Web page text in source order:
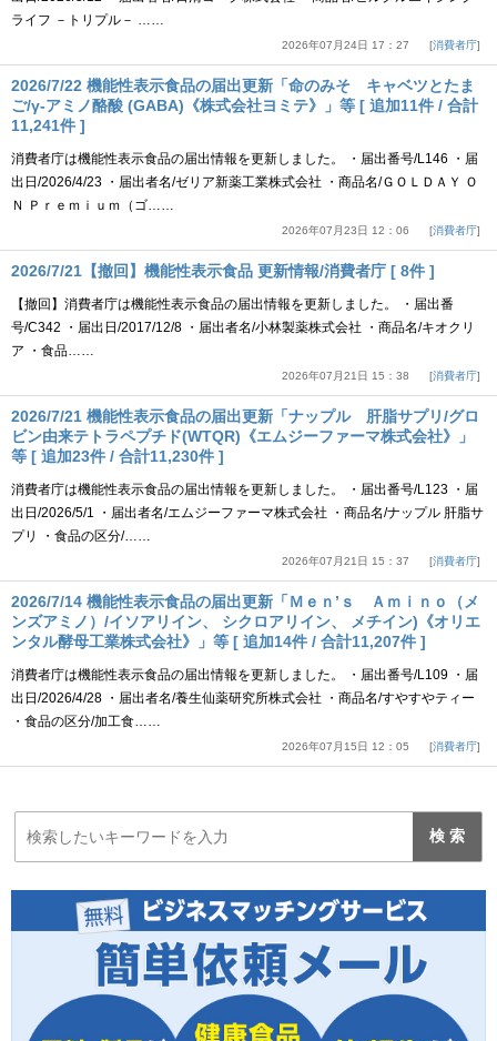
ライフ －トリプル－ ……
2026年07月24日 17：27 消費者庁
2026/7/22 機能性表示食品の届出更新「命のみそ キャベツとたま
ご/γ-アミノ酪酸 (GABA)《株式会社ヨミテ》」等 [ 追加11件 / 合計
11,241件 ]
消費者庁は機能性表示食品の届出情報を更新しました。 ・届出番号/L146 ・届
出日/2026/4/23 ・届出者名/ゼリア新薬工業株式会社 ・商品名/ＧＯＬＤＡＹ Ｏ
Ｎ Ｐｒｅｍｉｕｍ（ゴ……
2026年07月23日 12：06 消費者庁
2026/7/21【撤回】機能性表示食品 更新情報/消費者庁 [ 8件 ]
【撤回】消費者庁は機能性表示食品の届出情報を更新しました。 ・届出番
号/C342 ・届出日/2017/12/8 ・届出者名/小林製薬株式会社 ・商品名/キオクリ
ア ・食品……
2026年07月21日 15：38 消費者庁
2026/7/21 機能性表示食品の届出更新「ナップル 肝脂サプリ/グロ
ビン由来テトラペプチド(WTQR)《エムジーファーマ株式会社》」
等 [ 追加23件 / 合計11,230件 ]
消費者庁は機能性表示食品の届出情報を更新しました。 ・届出番号/L123 ・届
出日/2026/5/1 ・届出者名/エムジーファーマ株式会社 ・商品名/ナップル 肝脂サ
プリ ・食品の区分/……
2026年07月21日 15：37 消費者庁
2026/7/14 機能性表示食品の届出更新「Ｍｅｎ’ｓ Ａｍｉｎｏ（メ
ンズアミノ）/イソアリイン、 シクロアリイン、 メチイン)《オリエ
ンタル酵母工業株式会社》」等 [ 追加14件 / 合計11,207件 ]
消費者庁は機能性表示食品の届出情報を更新しました。 ・届出番号/L109 ・届
出日/2026/4/28 ・届出者名/養生仙薬研究所株式会社 ・商品名/すやすやティー
・食品の区分/加工食……
2026年07月15日 12：05 消費者庁